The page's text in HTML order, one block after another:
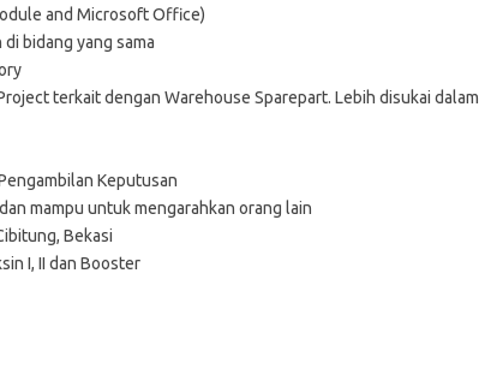
and Microsoft Office)
bidang yang sama
terkait dengan Warehouse Sparepart. Lebih disukai dalam
Keputusan
mampu untuk mengarahkan orang lain
Bekasi
I, II dan Booster